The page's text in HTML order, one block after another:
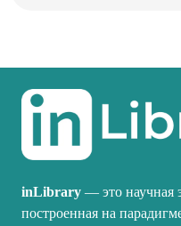
inLibrary — это научная
построенная на